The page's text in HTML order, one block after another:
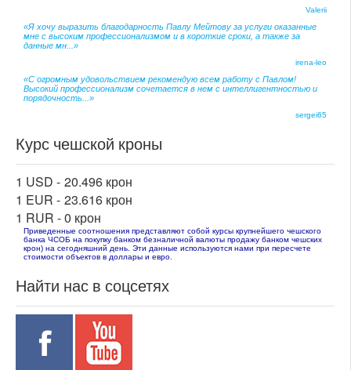
Valerii
«Я хочу выразить благодарность Павлу Мейтову за услуги оказанные
мне с высоким профессионализмом и в короткие сроки, а также за
данные мн...»
irena-leo
«С огромным удовольствием рекомендую всем работу с Павлом!
Высокий профессионализм сочетается в нем с интеллигентностью и
порядочность...»
sergei65
Курс чешской кроны
1 USD - 20.496 крон
1 EUR - 23.616 крон
1 RUR -0 крон
Приведенные соотношения представляют собой курсы крупнейшего чешского
банка ЧСОБ на покупку банком безналичной валюты продажу банком чешских
крон) на сегодняшний день. Эти данные используются нами при пересчете
стоимости объектов в доллары и евро.
Найти нас в соцсетях